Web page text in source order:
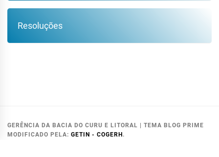
Resoluções
GERÊNCIA DA BACIA DO CURU E LITORAL | TEMA BLOG PRIME
MODIFICADO PELA: GETIN - COGERH.